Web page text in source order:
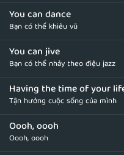
You can dance
Bạn có thể khiêu vũ
You can jive
Bạn có thể nhảy theo điệu jazz
Having the time of your
Tận hưởng cuộc sống của mình
Oooh, oooh
Oooh, oooh